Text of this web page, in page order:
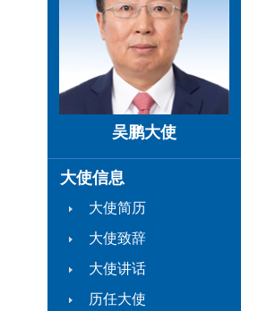
吴鹏大使
大使信息
大使简历
大使致辞
大使讲话
历任大使